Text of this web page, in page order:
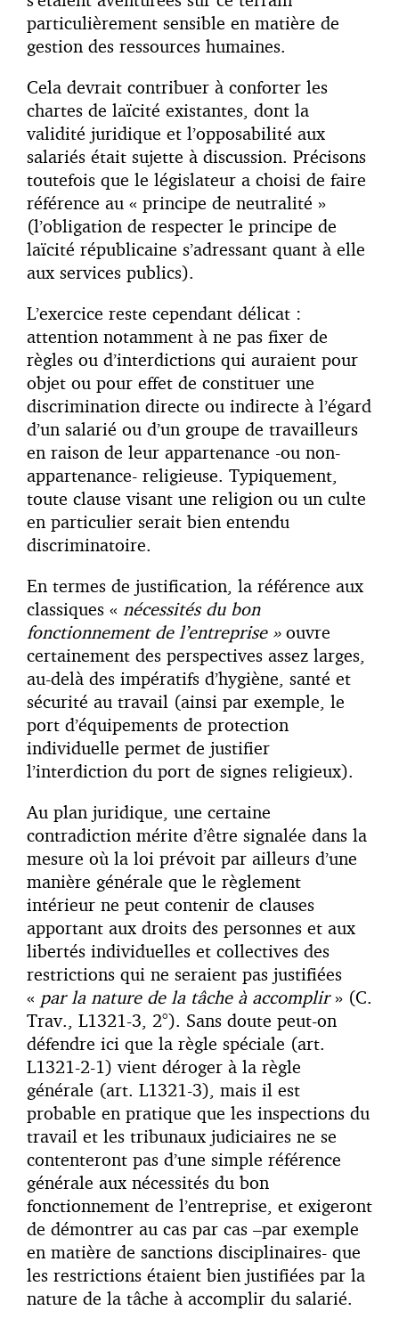
particulièrement sensible en matière de
gestion des ressources humaines.
Cela devrait contribuer à conforter les
chartes de laïcité existantes, dont la
validité juridique et l’opposabilité aux
salariés était sujette à discussion. Précisons
toutefois que le législateur a choisi de faire
référence au « principe de neutralité »
(l’obligation de respecter le principe de
laïcité républicaine s’adressant quant à elle
aux services publics).
L’exercice reste cependant délicat :
attention notamment à ne pas fixer de
règles ou d’interdictions qui auraient pour
objet ou pour effet de constituer une
discrimination directe ou indirecte à l’égard
d’un salarié ou d’un groupe de travailleurs
en raison de leur appartenance -ou non-
appartenance- religieuse. Typiquement,
toute clause visant une religion ou un culte
en particulier serait bien entendu
discriminatoire.
En termes de justification, la référence aux
classiques « nécessités du bon
fonctionnement de l’entreprise » ouvre
certainement des perspectives assez larges,
au-delà des impératifs d’hygiène, santé et
sécurité au travail (ainsi par exemple, le
port d’équipements de protection
individuelle permet de justifier
l’interdiction du port de signes religieux).
Au plan juridique, une certaine
contradiction mérite d’être signalée dans la
mesure où la loi prévoit par ailleurs d’une
manière générale que le règlement
intérieur ne peut contenir de clauses
apportant aux droits des personnes et aux
libertés individuelles et collectives des
restrictions qui ne seraient pas justifiées
« par la nature de la tâche à accomplir» (C.
Trav., L1321-3, 2°). Sans doute peut-on
défendre ici que la règle spéciale (art.
L1321-2-1) vient déroger à la règle
générale (art. L1321-3), mais il est
probable en pratique que les inspections du
travail et les tribunaux judiciaires ne se
contenteront pas d’une simple référence
générale aux nécessités du bon
fonctionnement de l’entreprise, et exigeront
de démontrer au cas par cas –par exemple
en matière de sanctions disciplinaires- que
les restrictions étaient bien justifiées par la
nature de la tâche à accomplir du salarié.